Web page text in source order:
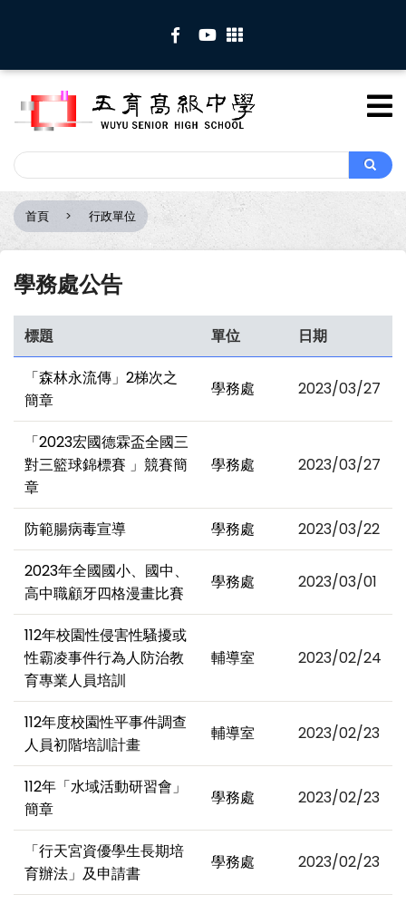
內
Search
Search
導
航
結
首頁 行政單位
學務處公告
標題 單位
日期
「森林永流傳」2梯次之
簡章
學務處 2023/03/27
「2023宏國德霖盃全國三
對三籃球錦標賽 」競賽簡
章
學務處 2023/03/27
防範腸病毒宣導 學務處
2023/03/22
2023年全國國小、國中、
高中職顧牙四格漫畫比賽
學務處 2023/03/01
112年校園性侵害性騷擾或
性霸凌事件行為人防治教
育專業人員培訓
輔導室 2023/02/24
112年度校園性平事件調查
人員初階培訓計畫
輔導室 2023/02/23
112年「水域活動研習會」
簡章
學務處 2023/02/23
「行天宮資優學生長期培
育辦法」及申請書
學務處 2023/02/23